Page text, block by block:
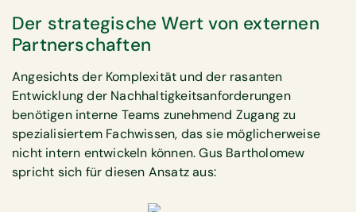
Der strategische Wert von externen
Partnerschaften
Angesichts der Komplexität und der rasanten
Entwicklung der Nachhaltigkeitsanforderungen
benötigen interne Teams zunehmend Zugang zu
spezialisiertem Fachwissen, das sie möglicherweise
nicht intern entwickeln können. Gus Bartholomew
spricht sich für diesen Ansatz aus: